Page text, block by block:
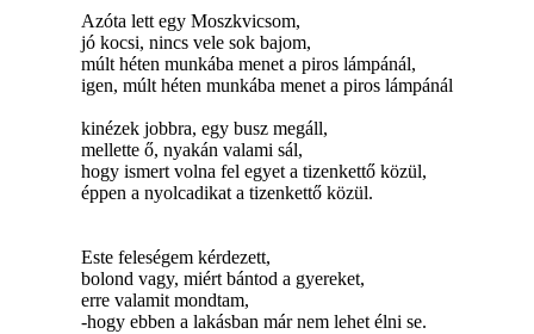
Azóta lett egy Moszkvicsom,
jó kocsi, nincs vele sok bajom,
múlt héten munkába menet a piros lámpánál,
igen, múlt héten munkába menet a piros lámpánál
kinézek jobbra, egy busz megáll,
mellette ő, nyakán valami sál,
hogy ismert volna fel egyet a tizenkettő közül,
éppen a nyolcadikat a tizenkettő közül.
Este feleségem kérdezett,
bolond vagy, miért bántod a gyereket,
erre valamit mondtam,
-hogy ebben a lakásban már nem lehet élni se.